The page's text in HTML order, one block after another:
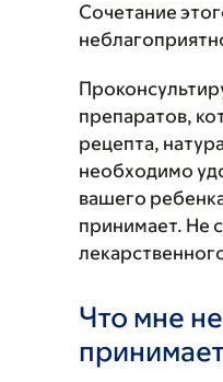
Сочетание
препаратов,
рецепта,
необходимо
вашего
принимает. Не
Что мне